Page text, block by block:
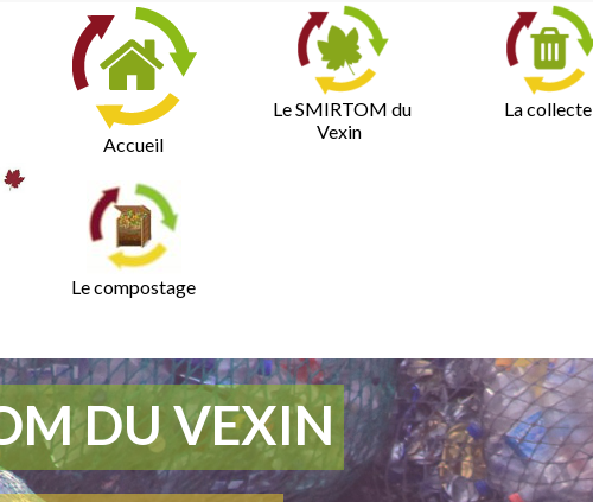
Accueil
Le SMIRTOM du
Vexin
La collecte
Le compostage
DU VEXIN